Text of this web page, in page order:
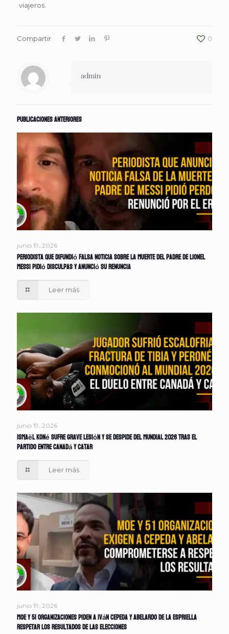
viajeros.
Compartir 0
admin
Publicaciones anteriores
junio 19, 2026
Periodista que difundió falsa noticia sobre la muerte del padre de Lionel
Messi pidió disculpas y anunció su renuncia
Leer más
junio 19, 2026
Ismaël Koné sufre grave lesión y se despide del Mundial 2026 tras el
partido entre Canadá y Catar
Leer más
junio 19, 2026
MOE y 51 organizaciones piden a Iván Cepeda y Abelardo de la Espriella
respetar los resultados de las elecciones